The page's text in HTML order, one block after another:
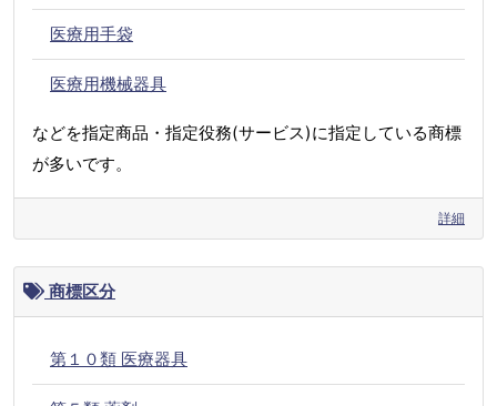
医療用手袋
医療用機械器具
などを指定商品・指定役務(サービス)に指定している商標
が多いです。
詳細
商標区分
第１０類 医療器具